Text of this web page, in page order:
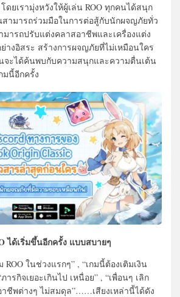
โดยเรามุ่งหวังให้ผู้เล่น ROO ทุกคนได้สนุก
ามารถร่วมมือในการต่อสู้กับนักผจญภัยทั่ว
มารถปรับแต่งคลาสอาชีพและเครื่องแต่ง
างอิสระ สร้างการผจญภัยที่ไม่เหมือนใคร
จะได้ค้นพบกับความสนุกและความตื่นเต้น
มนี้อีกครั้ง
ได้เริ่มขึ้นอีกครั้ง แบบสบายๆ
ROO ในช่วงแรกๆ” , “เกมนี้ต้องเติมเงิน
ารกิจเยอะเกินไป เหนื่อย” , “เพื่อนๆ เลิก
าชีพต่างๆ ไม่สมดุล”……เสียงเหล่านี้ได้ดัง